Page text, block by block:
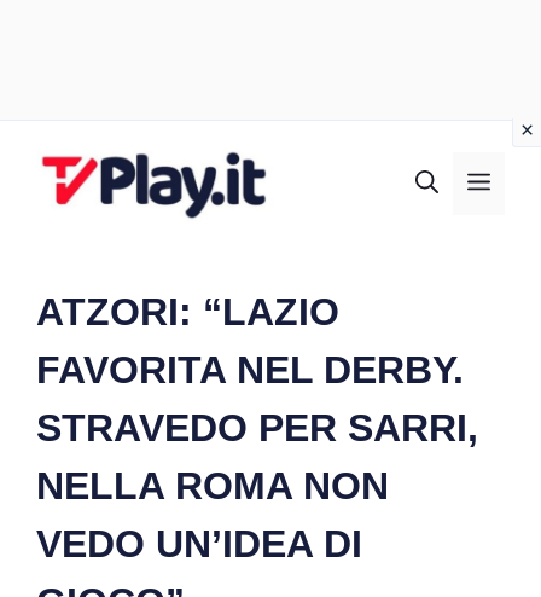
ATZORI: “LAZIO
FAVORITA NEL DERBY.
STRAVEDO PER SARRI,
NELLA ROMA NON
VEDO UN’IDEA DI